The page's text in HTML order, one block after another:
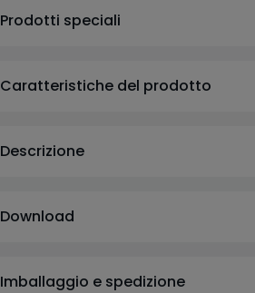
Prodotti speciali
Caratteristiche del prodotto
Descrizione
Download
Imballaggio e spedizione